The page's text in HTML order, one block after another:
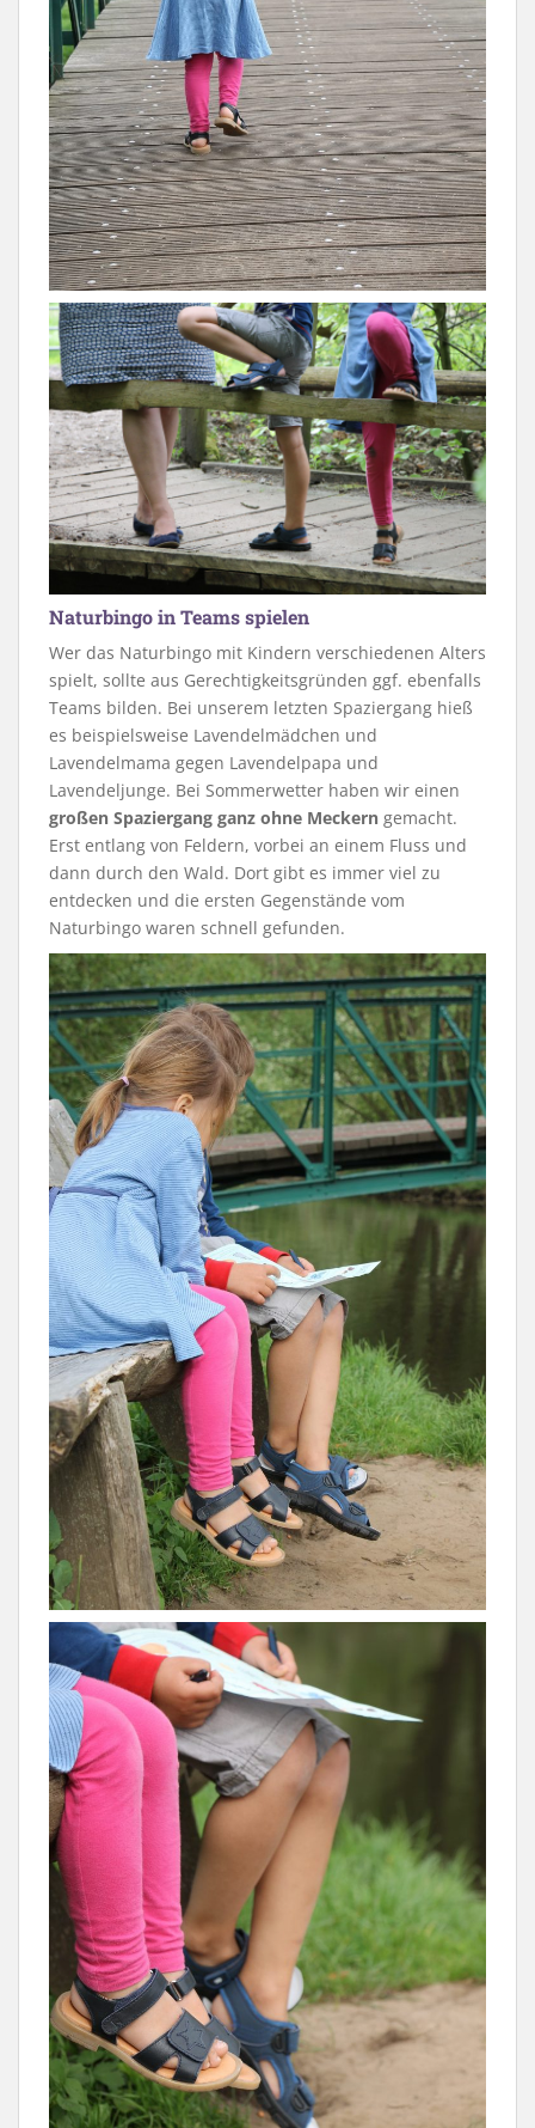
Naturbingo in Teams spielen
Wer das Naturbingo mit Kindern verschiedenen Alters
spielt, sollte aus Gerechtigkeitsgründen ggf. ebenfalls
Teams bilden. Bei unserem letzten Spaziergang hieß
es beispielsweise Lavendelmädchen und
Lavendelmama gegen Lavendelpapa und
Lavendeljunge. Bei Sommerwetter haben wir einen
großen Spaziergang ganz ohne Meckern gemacht.
Erst entlang von Feldern, vorbei an einem Fluss und
dann durch den Wald. Dort gibt es immer viel zu
entdecken und die ersten Gegenstände vom
Naturbingo waren schnell gefunden.